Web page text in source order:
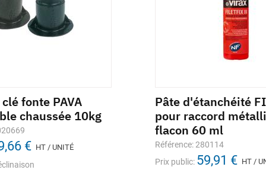
fonte PAVA
chaussée 10kg
€ HT / UNITÉ
Manchette de réhausse
pose
Référence: M020367
Prix public:191,46 €
Stock selon déclinaison
13mm 3m
665761
27,16 €
disponibilité
Pâte d'étanchéité
pour raccord
flacon 60 ml
Référence: 280114
Prix public: 59,91 € HT /